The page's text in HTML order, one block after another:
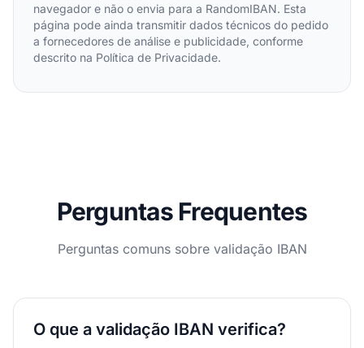
navegador e não o envia para a RandomIBAN. Esta
página pode ainda transmitir dados técnicos do pedido
a fornecedores de análise e publicidade, conforme
descrito na Política de Privacidade.
Perguntas Frequentes
Perguntas comuns sobre validação IBAN
O que a validação IBAN verifica?